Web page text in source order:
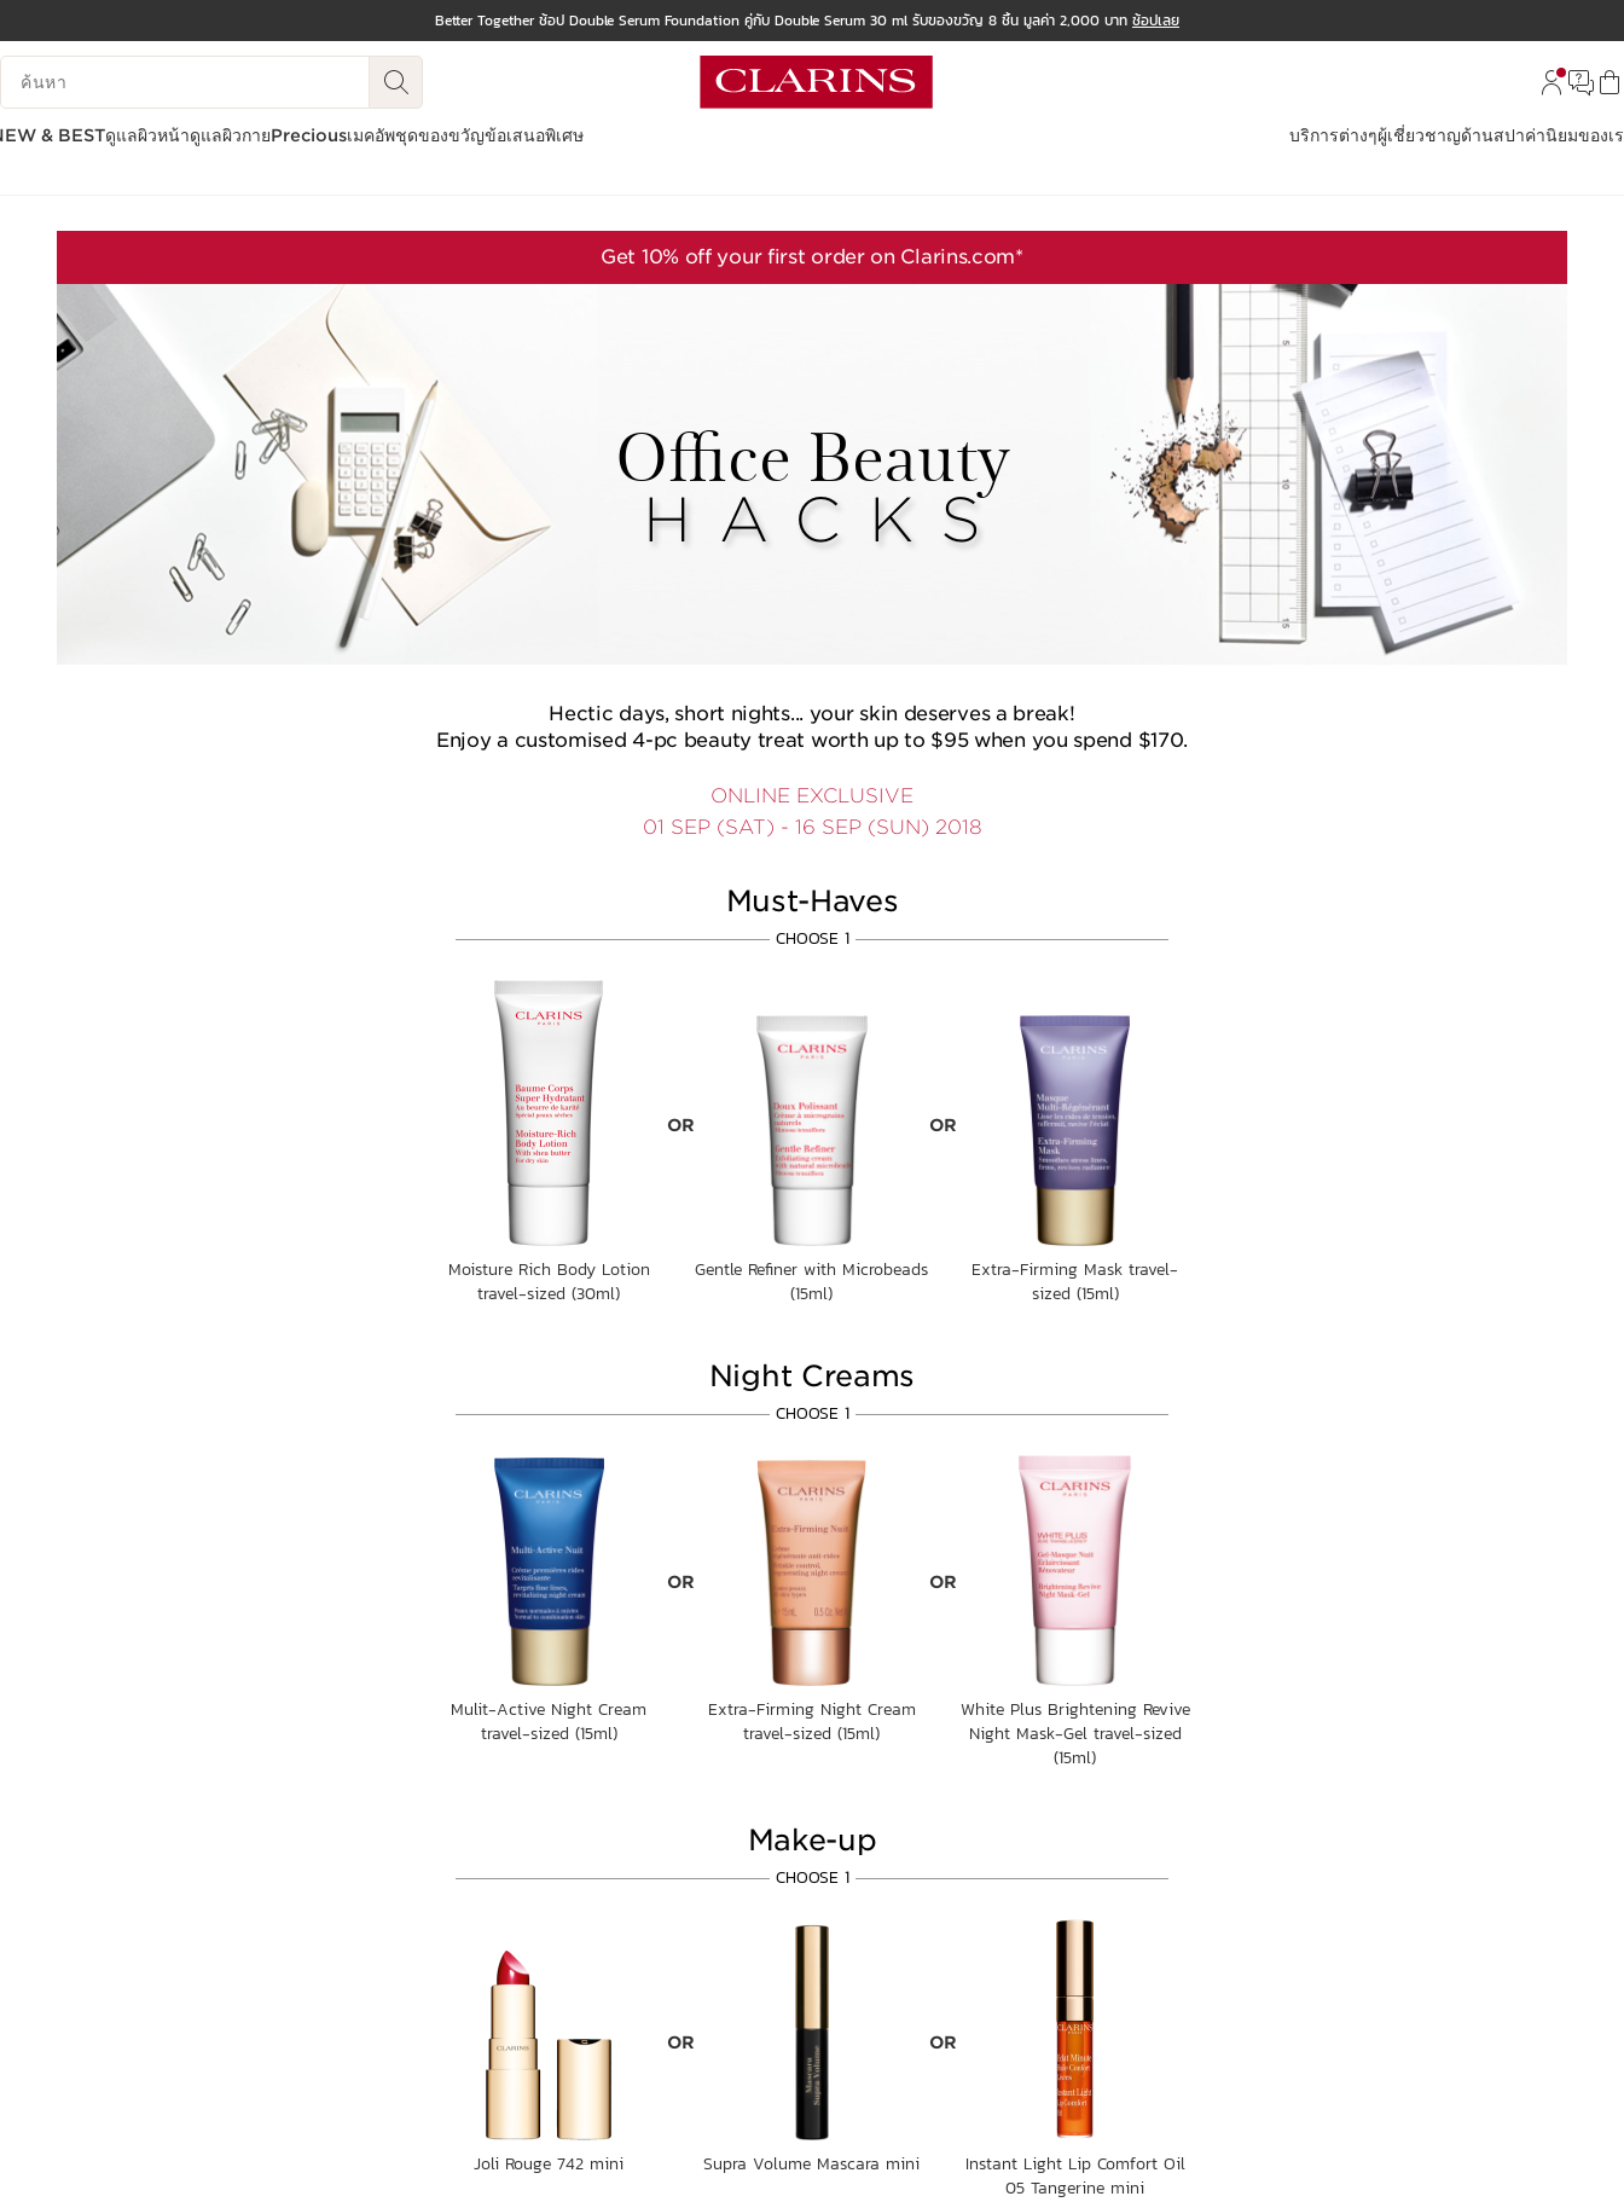
ข้ามไปยังเนื้อหา
Better Together ช้อป Double Serum Foundation คู่กับ Double Serum 30 ml รับของขวัญ 8 ชิ้น มูลค่า 2,000 บาท ช้อปเลย
บันทึกข้อมูลค้นหา
& BESTดูแลผิวหน้าดูแลผิวกายPreciousเมคอัพชุดของขวัญข้อเสนอพิเศษ บริการต่างๆผู้เชี่ยวชาญด้านสปาค่านิยมของเ
Get 10% off your first order on Clarins.com*
Office Beauty
HACKS
Hectic days, short nights... your skin deserves a break!
Enjoy a customised 4-pc beauty treat worth up to $95 when you spend $170.
ONLINE EXCLUSIVE
01 SEP (SAT) - 16 SEP (SUN) 2018
Must-Haves
CHOOSE 1
OR OR
Moisture Rich Body Lotion
travel-sized (30ml)
Gentle Refiner with Microbeads
(15ml)
Extra-Firming Mask travel-
sized (15ml)
Night Creams
CHOOSE 1
OR OR
Mulit-Active Night Cream
travel-sized (15ml)
Extra-Firming Night Cream
travel-sized (15ml)
White Plus Brightening Revive
Night Mask-Gel travel-sized
(15ml)
Make-up
CHOOSE 1
OR OR
Joli Rouge 742 mini Supra Volume Mascara mini
Instant Light Lip Comfort Oil
05 Tangerine mini